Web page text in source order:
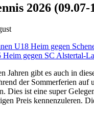
2026 (09.07-
U18 Heim gegen
Heim gegen SC Alstertal-
Jahren gibt es auch in
der Sommerferien auf
Dies ist eine super
Preis kennenzuleren.